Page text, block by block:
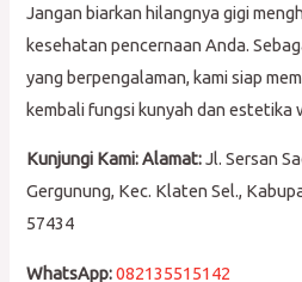
Jangan biarkan hilangnya gigi
kesehatan pencernaan Anda.
yang berpengalaman, kami siap
kembali fungsi kunyah dan estetika
Kunjungi Kami: Alamat:Jl. Sersan
Gergunung, Kec. Klaten Sel.,
57434
WhatsApp: 082135515142